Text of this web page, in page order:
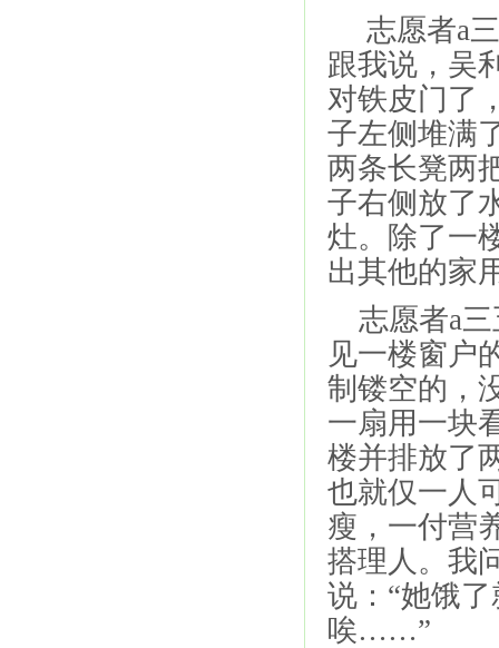
志愿者a三
跟我说，吴
对铁皮门了
子左侧堆满
两条长凳两
子右侧放了
灶。除了一
出其他的家
志愿者a三
见一楼窗户
制镂空的，
一扇用一块
楼并排放了
也就仅一人
瘦，一付营
搭理人。我
说：“她饿
唉……”